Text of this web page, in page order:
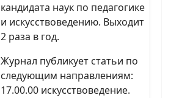
кандидата наук по педагогике
и искусствоведению. Выходит
2 раза в год.
Журнал публикует статьи по
следующим направлениям:
17.00.00 искусствоведение.